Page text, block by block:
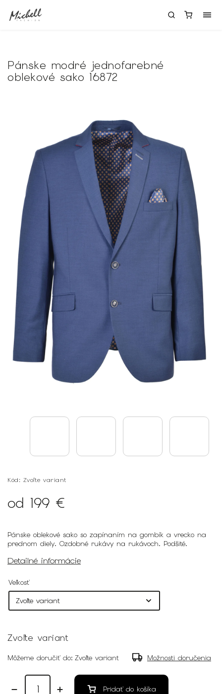
Pánske modré jednofarebné
oblekové sako 16872
Kód: Zvoľte variant
od 199 €
Pánske oblekové sako so zapínaním na gombík a vrecko na
prednom diely. Ozdobné rukávy na rukávoch. Podšité.
Detailné informácie
Veľkosť
Zvoľte variant
Môžeme doručiť do: Zvoľte variant Možnosti doručenia
Pridať do košíka